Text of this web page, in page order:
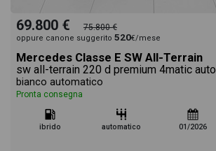
69.800 € 75.800 €
oppure canone suggerito 520€/mese
Mercedes Classe E SW All-Terrain
sw all-terrain 220 d premium 4matic auto
bianco automatico
Pronta consegna
ibrido automatico 01/2026